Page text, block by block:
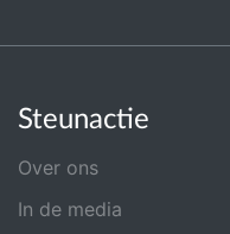
Steunactie
Over ons
In de media